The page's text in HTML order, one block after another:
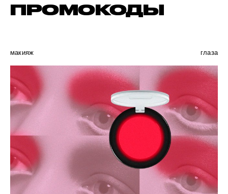
ПРОМОКОДЫ
макияж глаза